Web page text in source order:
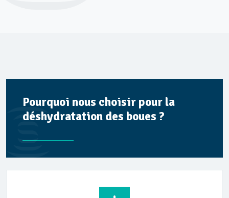
Pourquoi nous choisir pour la
déshydratation des boues ?